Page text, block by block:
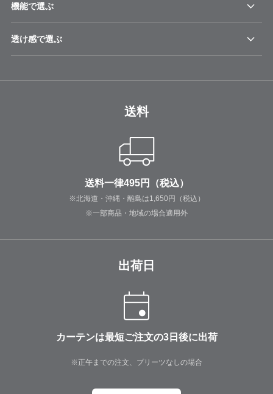
機能で選ぶ
透け感で選ぶ
送料
送料一律495円（税込）
※北海道・沖縄・離島は1,650円（税込）
※一部商品・地域の場合適用外
出荷日
カーテンは最短ご注文の3日後に出荷
※正午までの注文、プリーツなしの場合